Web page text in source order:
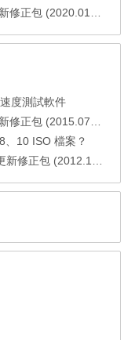
包 (2020.01月份)
度測試軟件
包 (2015.07月份)
、10 ISO 檔案？
正包 (2012.10月份)